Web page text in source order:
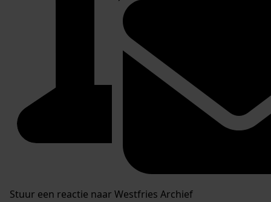
Stuur een reactie naar Westfries Archief